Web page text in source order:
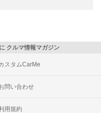
クルマ情報マガジン
スタムCarMe
問い合わせ
用規約